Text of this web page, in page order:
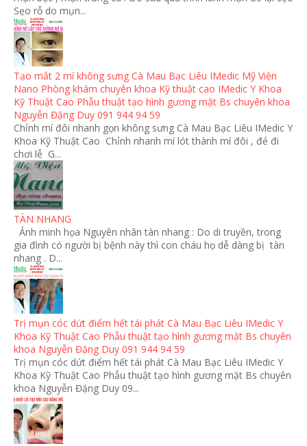
Sẹo rỗ do mụn...
Tạo mắt 2 mí không sưng Cà Mau Bạc Liêu IMedic Mỹ Viện
Nano Phòng khám chuyên khoa Kỹ thuật cao IMedic Y Khoa
Kỹ Thuật Cao Phẫu thuật tạo hình gương mặt Bs chuyên khoa
Nguyễn Đặng Duy 091 944 94 59
Chỉnh mí đôi nhanh gọn không sưng Cà Mau Bạc Liêu IMedic Y
Khoa Kỹ Thuật Cao Chỉnh nhanh mí lót thành mí đôi , đẻ đi
chơi lễ G...
TÀN NHANG
Ảnh minh họa Nguyên nhân tàn nhang : Do di truyền, trong
gia đình có người bị bệnh này thì con cháu họ dễ dàng bị tàn
nhang . D...
Trị mụn cóc dứt điểm hết tái phát Cà Mau Bạc Liêu IMedic Y
Khoa Kỹ Thuật Cao Phẫu thuật tạo hình gương mặt Bs chuyên
khoa Nguyễn Đặng Duy 091 944 94 59
Trị mụn cóc dứt điểm hết tái phát Cà Mau Bạc Liêu IMedic Y
Khoa Kỹ Thuật Cao Phẫu thuật tạo hình gương mặt Bs chuyên
khoa Nguyễn Đặng Duy 09...